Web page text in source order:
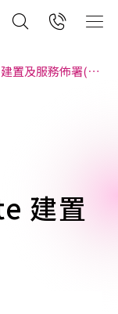
置及服務佈署(上)
建置